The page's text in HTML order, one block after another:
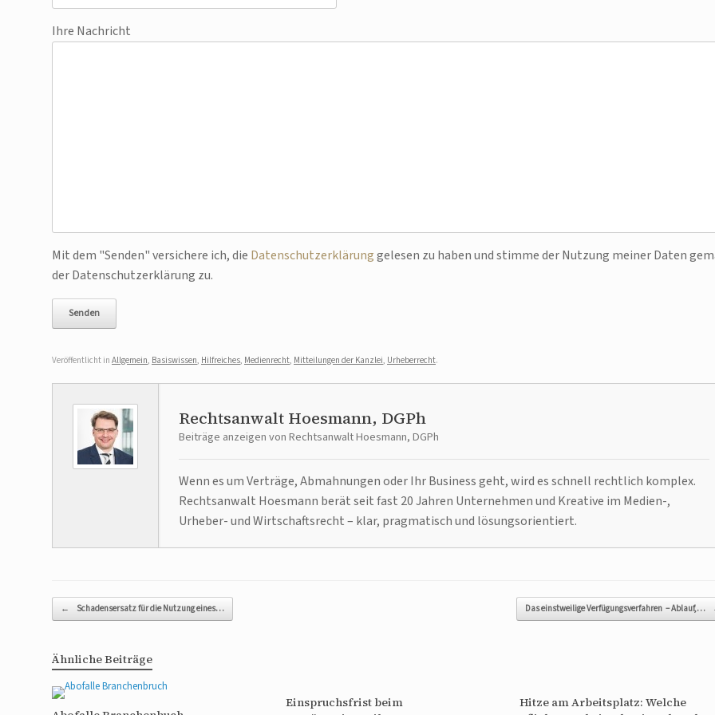
Ihre Nachricht
Bitte lasse dieses Feld leer.
Mit dem "Senden" versichere ich, die Datenschutzerklärunggelesen zu haben und stimme der Nutzung meiner Daten
der Datenschutzerklärung zu.
Veröffentlicht in Allgemein, Basiswissen, Hilfreiches, Medienrecht, Mitteilungen der Kanzlei, Urheberrecht.
Rechtsanwalt Hoesmann, DGPh
Beiträge anzeigen von Rechtsanwalt Hoesmann, DGPh
Wenn es um Verträge, Abmahnungen oder Ihr Business geht, wird es schnell rechtlich komplex.
Rechtsanwalt Hoesmann berät seit fast 20 Jahren Unternehmen und Kreative im Medien-,
Urheber- und Wirtschaftsrecht – klar, pragmatisch und lösungsorientiert.
Beitragsnavigation
← Schadensersatz für die Nutzung eines… Das einstweilige Verfügungsverfahren – Ablauf,…
Ähnliche Beiträge
Einspruchsfrist beim
Hitze am Arbeitsplatz: Welche